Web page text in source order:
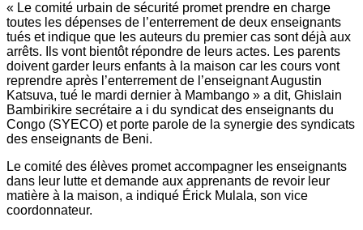
« Le comité urbain de sécurité promet prendre en charge
toutes les dépenses de l’enterrement de deux enseignants
tués et indique que les auteurs du premier cas sont déjà aux
arrêts. Ils vont bientôt répondre de leurs actes. Les parents
doivent garder leurs enfants à la maison car les cours vont
reprendre après l’enterrement de l’enseignant Augustin
Katsuva, tué le mardi dernier à Mambango » a dit, Ghislain
Bambirikire secrétaire a i du syndicat des enseignants du
Congo (SYECO) et porte parole de la synergie des syndicats
des enseignants de Beni.
Le comité des élèves promet accompagner les enseignants
dans leur lutte et demande aux apprenants de revoir leur
matière à la maison, a indiqué Érick Mulala, son vice
coordonnateur.